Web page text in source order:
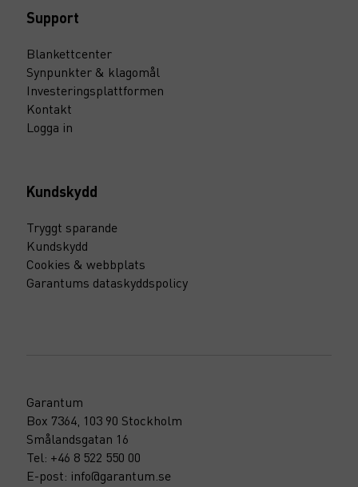
Support
Blankettcenter
Synpunkter & klagomål
Investeringsplattformen
Kontakt
Logga in
Kundskydd
Tryggt sparande
Kundskydd
Cookies & webbplats
Garantums dataskyddspolicy
Garantum
Box 7364, 103 90 Stockholm
Smålandsgatan 16
Tel: +46 8 522 550 00
E-post: info@garantum.se